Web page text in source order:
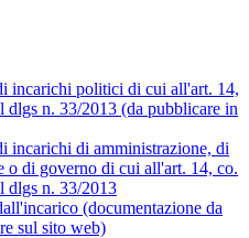
incarichi politici di cui all'art. 14,
dlgs n. 33/2013 (da pubblicare in
incarichi di amministrazione, di
o di governo di cui all'art. 14, co.
dlgs n. 33/2013
(documentazione da
sul sito web)